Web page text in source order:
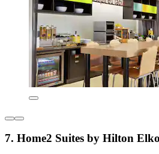
7. Home2 Suites by Hilton Elko